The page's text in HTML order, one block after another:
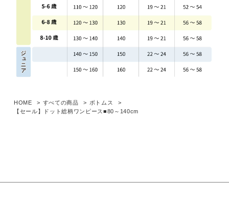
HOME すべての商品
ボトムス
【セール】ドット総柄ワンピース■80～140cm